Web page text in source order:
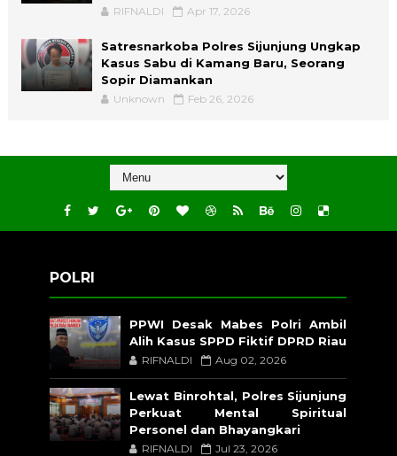
RIFNALDI Apr 17, 2026
Satresnarkoba Polres Sijunjung Ungkap
Kasus Sabu di Kamang Baru, Seorang
Sopir Diamankan
Unknown Feb 26, 2026
POLRI
PPWI Desak Mabes Polri Ambil
Alih Kasus SPPD Fiktif DPRD Riau
RIFNALDI Aug 02, 2026
Lewat Binrohtal, Polres Sijunjung
Perkuat Mental Spiritual
Personel dan Bhayangkari
RIFNALDI Jul 23, 2026